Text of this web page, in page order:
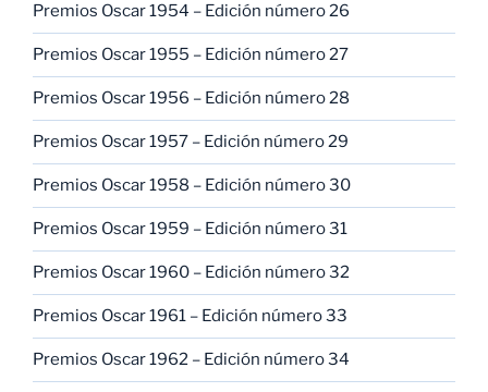
Premios Oscar 1954 – Edición número 26
Premios Oscar 1955 – Edición número 27
Premios Oscar 1956 – Edición número 28
Premios Oscar 1957 – Edición número 29
Premios Oscar 1958 – Edición número 30
Premios Oscar 1959 – Edición número 31
Premios Oscar 1960 – Edición número 32
Premios Oscar 1961 – Edición número 33
Premios Oscar 1962 – Edición número 34